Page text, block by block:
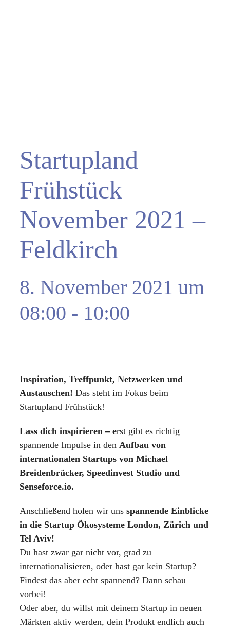
Startupland
Frühstück
November 2021 –
Feldkirch
8. November 2021 um
08:00 - 10:00
Inspiration, Treffpunkt, Netzwerken und
Austauschen! Das steht im Fokus beim
Startupland Frühstück!
Lass dich inspirieren – erst gibt es richtig
spannende Impulse in den Aufbau von
internationalen Startups von Michael
Breidenbrücker, Speedinvest Studio und
Senseforce.io.
Anschließend holen wir uns spannende Einblicke
in die Startup Ökosysteme London, Zürich und
Tel Aviv!
Du hast zwar gar nicht vor, grad zu
internationalisieren, oder hast gar kein Startup?
Findest das aber echt spannend? Dann schau
vorbei!
Oder aber, du willst mit deinem Startup in neuen
Märkten aktiv werden, dein Produkt endlich auch